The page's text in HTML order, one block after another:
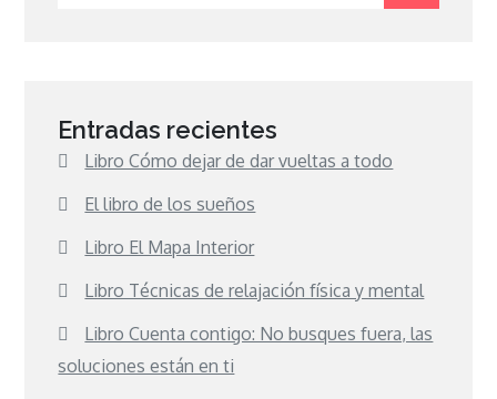
Entradas recientes
Libro Cómo dejar de dar vueltas a todo
El libro de los sueños
Libro El Mapa Interior
Libro Técnicas de relajación física y mental
Libro Cuenta contigo: No busques fuera, las
soluciones están en ti